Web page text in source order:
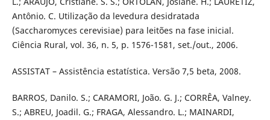
Antônio. C. Utilização da levedura desidratada
(Saccharomyces cerevisiae) para leitões na fase inicial.
Ciência Rural, vol. 36, n. 5, p. 1576-1581, set./out., 2006.
ASSISTAT – Assistência estatística. Versão 7,5 beta, 2008.
BARROS, Danilo. S.; CARAMORI, João. G. J.; CORRÊA, Valney.
S.; ABREU, Joadil. G.; FRAGA, Alessandro. L.; MAINARDI,